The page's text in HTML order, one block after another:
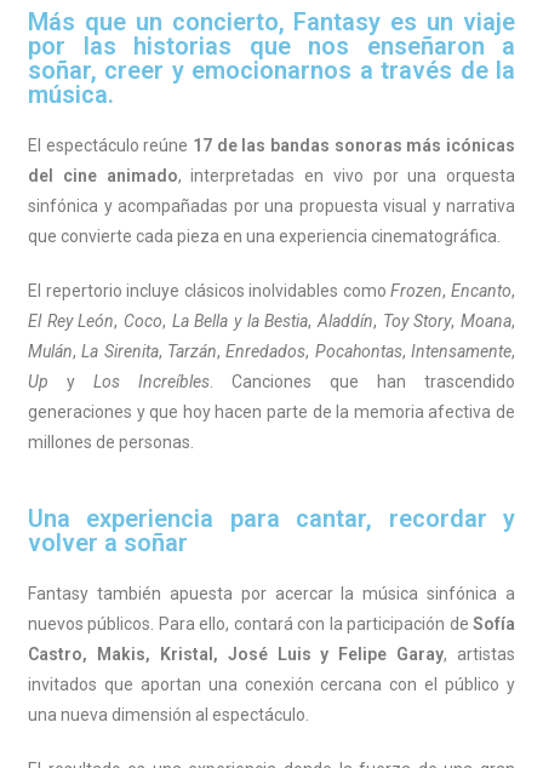
Más que un concierto, Fantasy es un viaje
por las historias que nos enseñaron a
soñar, creer y emocionarnos a través de la
música.
El espectáculo reúne 17 de las bandas sonoras más icónicas
del cine animado, interpretadas en vivo por una orquesta
sinfónica y acompañadas por una propuesta visual y narrativa
que convierte cada pieza en una experiencia cinematográfica.
El repertorio incluye clásicos inolvidables comoFrozen,Encanto,
El Rey León, Coco, La Bella y la Bestia,Aladdín, Toy Story,Moana,
Mulán,La Sirenita, Tarzán,Enredados, Pocahontas,Intensamente,
Up y Los Increíbles. Canciones que han trascendido
generaciones y que hoy hacen parte de la memoria afectiva de
millones de personas.
Una experiencia para cantar, recordar y
volver a soñar
Fantasy también apuesta por acercar la música sinfónica a
nuevos públicos. Para ello, contará con la participación de Sofía
Castro, Makis, Kristal, José Luis y Felipe Garay, artistas
invitados que aportan una conexión cercana con el público y
una nueva dimensión al espectáculo.